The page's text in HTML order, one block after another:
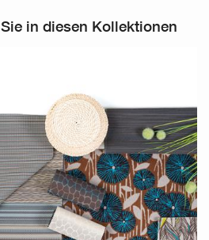
in diesen Kollektionen